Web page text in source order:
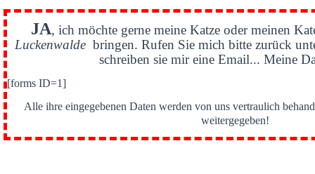
JA, ich möchte gerne meine Katze oder meinen
Luckenwaldebringen. Rufen Sie mich bitte zurück
schreiben sie mir eine Email... Meine
[forms ID=1]
Alle ihre eingegebenen Daten werden von uns vertraulich
weitergegeben!